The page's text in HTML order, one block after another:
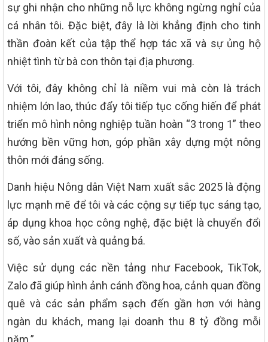
sự ghi nhận cho những nỗ lực không ngừng nghỉ của
cá nhân tôi. Đặc biệt, đây là lời khẳng định cho tinh
thần đoàn kết của tập thể hợp tác xã và sự ủng hộ
nhiệt tình từ bà con thôn tại địa phương.
Với tôi, đây không chỉ là niềm vui mà còn là trách
nhiệm lớn lao, thúc đẩy tôi tiếp tục cống hiến để phát
triển mô hình nông nghiệp tuần hoàn “3 trong 1” theo
hướng bền vững hơn, góp phần xây dựng một nông
thôn mới đáng sống.
Danh hiệu Nông dân Việt Nam xuất sắc 2025 là động
lực mạnh mẽ để tôi và các cộng sự tiếp tục sáng tạo,
áp dụng khoa học công nghệ, đặc biệt là chuyển đổi
số, vào sản xuất và quảng bá.
Việc sử dụng các nền tảng như Facebook, TikTok,
Zalo đã giúp hình ảnh cánh đồng hoa, cảnh quan đồng
quê và các sản phẩm sạch đến gần hơn với hàng
ngàn du khách, mang lại doanh thu 8 tỷ đồng mỗi
năm.”